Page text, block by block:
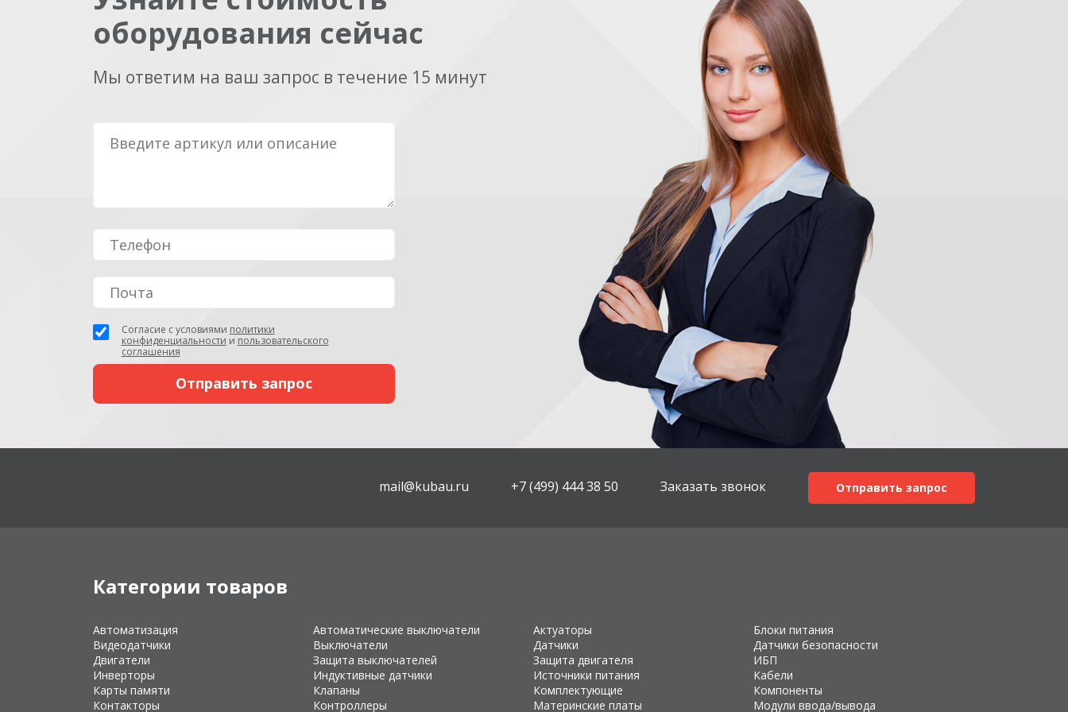
оборудования сейчас
Мы ответим на ваш запрос в течение 15 минут
Согласие с условиями политики
конфиденциальности и пользовательского
соглашения
mail@kubau.ru +7 (499) 444 38 50 Заказать звонок Отправить запрос
Категории товаров
Автоматизация Автоматические выключатели Актуаторы
Блоки питания
Видеодатчики
Выключатели Датчики
Датчики безопасности
Двигатели
Защита выключателей Защита двигателя
ИБП
Инверторы
Индуктивные датчики Источники питания
Кабели
Карты памяти
Клапаны Комплектующие
Компоненты
Контакторы
Контроллеры Материнские платы Модули ввода/вывода